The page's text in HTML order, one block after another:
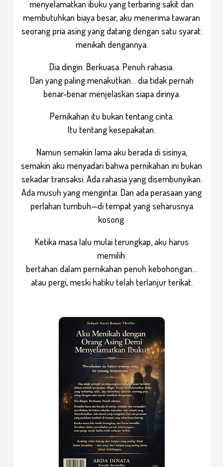
menyelamatkan ibuku yang terbaring sakit dan
membutuhkan biaya besar, aku menerima tawaran
seorang pria asing yang datang dengan satu syarat:
menikah dengannya.
Dia dingin. Berkuasa. Penuh rahasia.
Dan yang paling menakutkan… dia tidak pernah
benar-benar menjelaskan siapa dirinya.
Pernikahan itu bukan tentang cinta.
Itu tentang kesepakatan.
Namun semakin lama aku berada di sisinya,
semakin aku menyadari bahwa pernikahan ini bukan
sekadar transaksi. Ada rahasia yang disembunyikan.
Ada musuh yang mengintai. Dan ada perasaan yang
perlahan tumbuh—di tempat yang seharusnya
kosong.
Ketika masa lalu mulai terungkap, aku harus
memilih:
bertahan dalam pernikahan penuh kebohongan…
atau pergi, meski hatiku telah terlanjur terikat.